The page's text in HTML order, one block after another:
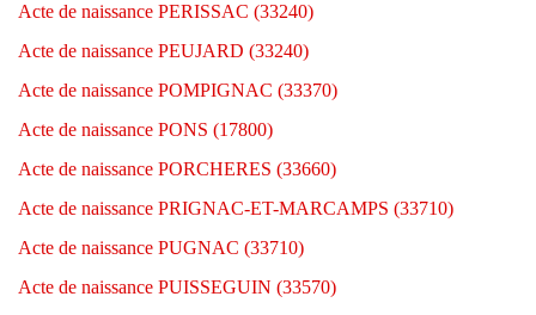
Acte de naissance PERISSAC (33240)
Acte de naissance PEUJARD (33240)
Acte de naissance POMPIGNAC (33370)
Acte de naissance PONS (17800)
Acte de naissance PORCHERES (33660)
Acte de naissance PRIGNAC-ET-MARCAMPS (33710)
Acte de naissance PUGNAC (33710)
Acte de naissance PUISSEGUIN (33570)